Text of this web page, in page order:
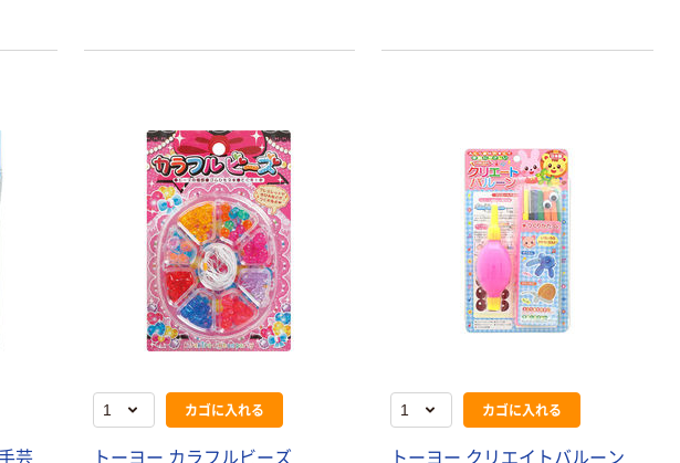
芸
カゴに入れる
トーヨー カラフルビーズ
カゴに入れる
トーヨー クリエイトバルーン